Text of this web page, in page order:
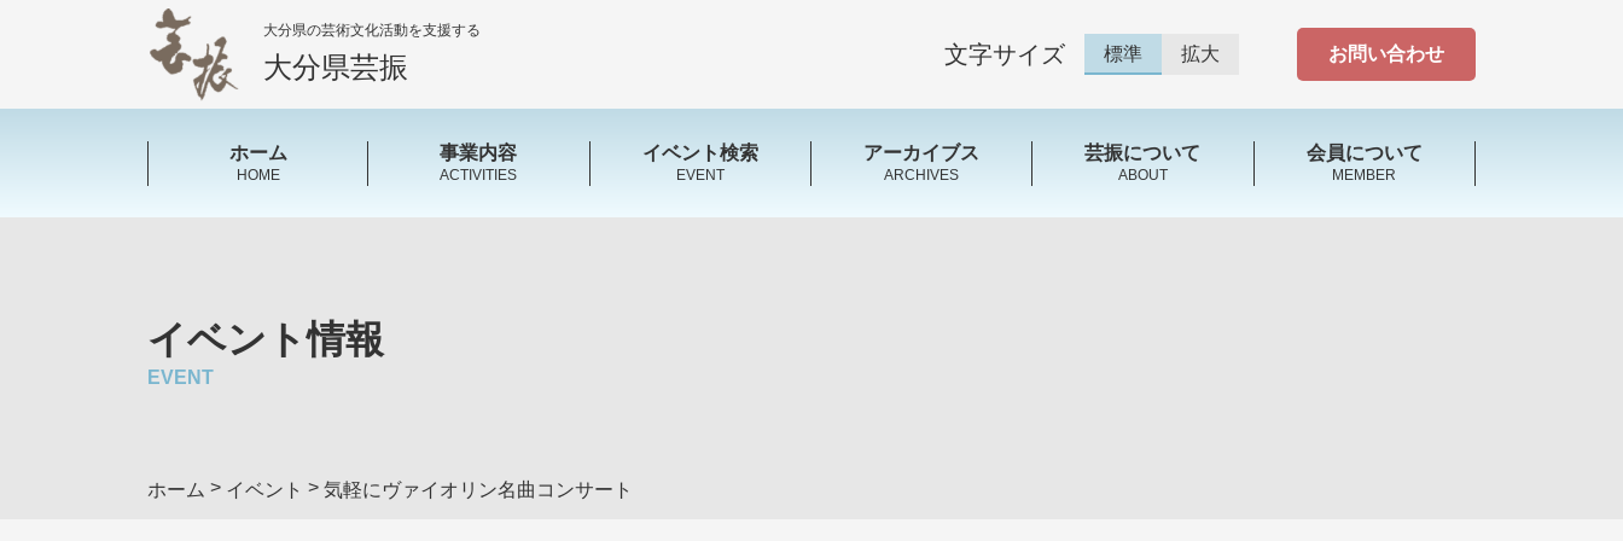
大分県の芸術文化活動を支援する
大分県芸振 文字サイズ 標準 拡大 お問い合わせ
ホーム
HOME
事業内容
ACTIVITIES
イベント検索
EVENT
アーカイブス
ARCHIVES
芸振について
ABOUT
会員について
MEMBER
イベント情報
EVENT
ホーム > イベント > 気軽にヴァイオリン名曲コンサート